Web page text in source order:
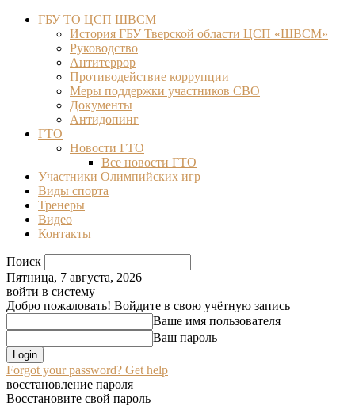
ГБУ ТО ЦСП ШВСМ
История ГБУ Тверской области ЦСП «ШВСМ»
Руководство
Антитеррор
Противодействие коррупции
Меры поддержки участников СВО
Документы
Антидопинг
ГТО
Новости ГТО
Все новости ГТО
Участники Олимпийских игр
Виды спорта
Тренеры
Видео
Контакты
Поиск
Пятница, 7 августа, 2026
войти в систему
Добро пожаловать! Войдите в свою учётную запись
Ваше имя пользователя
Ваш пароль
Forgot your password? Get help
восстановление пароля
Восстановите свой пароль